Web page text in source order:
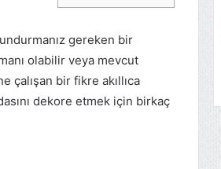
gereken bir
olabilir veya mevcut
çalışan bir fikre akıllıca
dekore etmek için birkaç